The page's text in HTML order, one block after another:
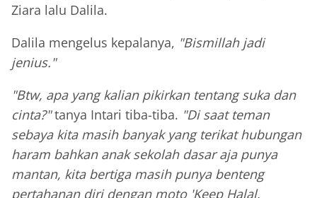
Ziara lalu Dalila.
Dalila mengelus kepalanya, "Bismillah jadi
jenius."
"Btw, apa yang kalian pikirkan tentang suka dan
cinta?"tanya Intari tiba-tiba. "Di saat teman
sebaya kita masih banyak yang terikat hubungan
haram bahkan anak sekolah dasar aja punya
mantan, kita bertiga masih punya benteng
pertahanan diri dengan moto 'Keep Halal,